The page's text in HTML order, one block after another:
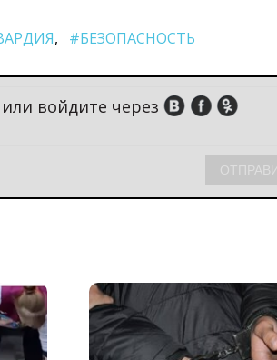
#БЕЗОПАСНОСТЬ
или войдите через